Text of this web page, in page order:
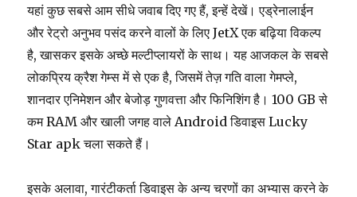
यहां कुछ सबसे आम सीधे जवाब दिए गए हैं, इन्हें देखें। एड्रेनालाईन
और रेट्रो अनुभव पसंद करने वालों के लिए JetX एक बढ़िया विकल्प
है, खासकर इसके अच्छे मल्टीप्लायरों के साथ। यह आजकल के सबसे
लोकप्रिय क्रैश गेम्स में से एक है, जिसमें तेज़ गति वाला गेमप्ले,
शानदार एनिमेशन और बेजोड़ गुणवत्ता और फिनिशिंग है। 100 GB से
कम RAM और खाली जगह वाले Android डिवाइस Lucky
Star apk चला सकते हैं।
इसके अलावा, गारंटीकर्ता डिवाइस के अन्य चरणों का अभ्यास करने के